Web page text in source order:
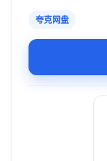
夸克网盘